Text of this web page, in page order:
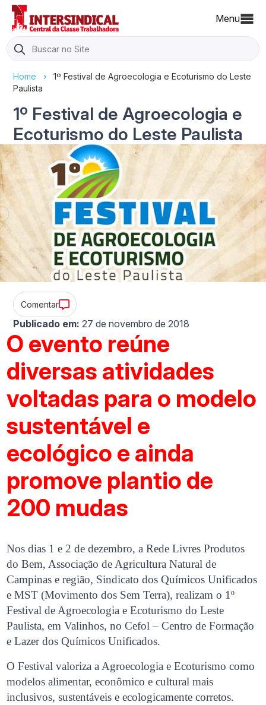
Menu
Search
for:
Home ›
1º Festival de Agroecologia e Ecoturismo do Leste
Paulista
1º Festival de Agroecologia e
Ecoturismo do Leste Paulista
Comentar
Publicado em: 27 de novembro de 2018
O evento reúne
diversas atividades
voltadas para o modelo
sustentável e
ecológico e ainda
promove plantio de
200 mudas
Nos dias 1 e 2 de dezembro, a Rede Livres Produtos
do Bem, Associação de Agricultura Natural de
Campinas e região, Sindicato dos Químicos Unificados
e MST (Movimento dos Sem Terra), realizam o 1º
Festival de Agroecologia e Ecoturismo do Leste
Paulista, em Valinhos, no Cefol – Centro de Formação
e Lazer dos Químicos Unificados.
O Festival valoriza a Agroecologia e Ecoturismo como
modelos alimentar, econômico e cultural mais
inclusivos, sustentáveis e ecologicamente corretos.